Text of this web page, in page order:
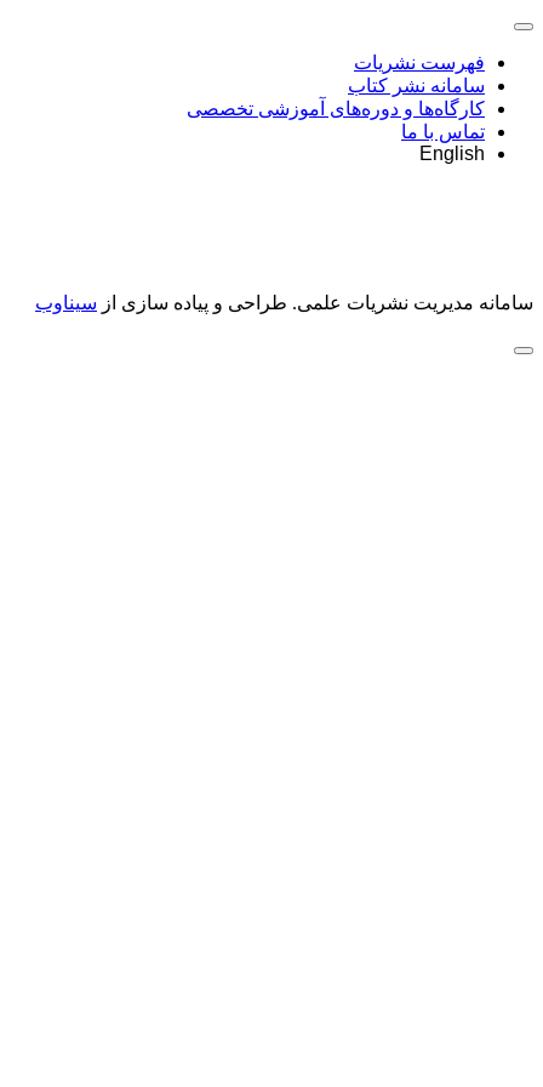
فهرست نشریات
سامانه نشر کتاب
کارگاه‌ها و دوره‌های آموزشی تخصصی
تماس با ما
English
سامانه مدیریت نشریات علمی. طراحی و پیاده سازی از سیناوب